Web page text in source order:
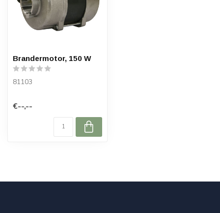
Brandermotor, 150 W
81103
€--,--